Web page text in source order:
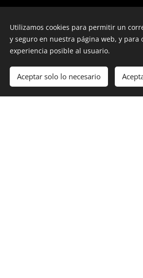
Utilizamos cookies para permitir un
y seguro en nuestra página web, y para
experiencia posible al usuario.
Aceptar solo lo necesario